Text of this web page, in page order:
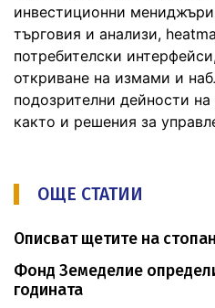
инвестиционни
търговия и анализи,
потребителски
откриване на измами и
подозрителни дейности
както и решения за
ОЩЕ СТАТИИ
Описват щетите на
Фонд Земеделие
годината